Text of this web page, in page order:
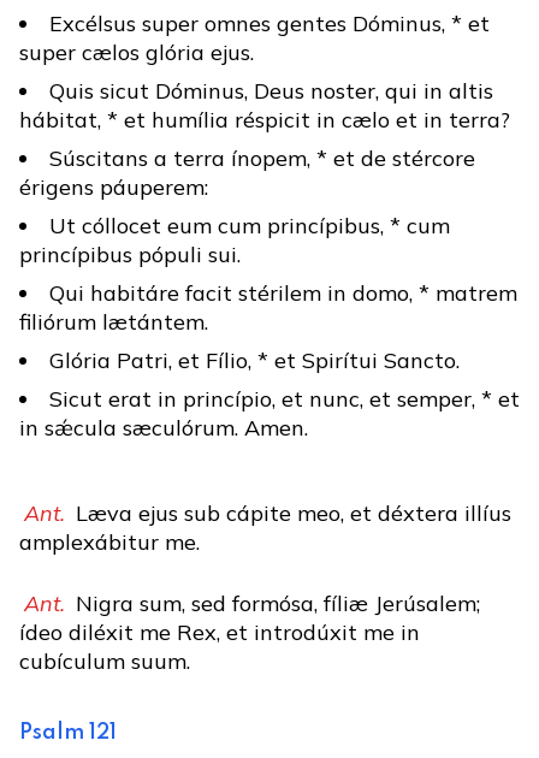
Excélsus super omnes gentes Dóminus, * et
super cælos glória ejus.
Quis sicut Dóminus, Deus noster, qui in altis
hábitat, * et humília réspicit in cælo et in terra?
Súscitans a terra ínopem, * et de stércore
érigens páuperem:
Ut cóllocet eum cum princípibus, * cum
princípibus pópuli sui.
Qui habitáre facit stérilem in domo, * matrem
filiórum lætántem.
Glória Patri, et Fílio, * et Spirítui Sancto.
Sicut erat in princípio, et nunc, et semper, * et
in sǽcula sæculórum. Amen.
Ant. Læva ejus sub cápite meo, et déxtera illíus
amplexábitur me.
Ant. Nigra sum, sed formósa, fíliæ Jerúsalem;
ídeo diléxit me Rex, et introdúxit me in
cubículum suum.
Psalm 121